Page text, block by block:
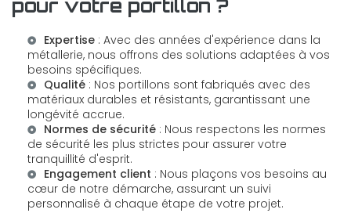
pour votre portillon ?
Expertise : Avec des années d'expérience dans la
métallerie, nous offrons des solutions adaptées à vos
besoins spécifiques.
Qualité : Nos portillons sont fabriqués avec des
matériaux durables et résistants, garantissant une
longévité accrue.
Normes de sécurité : Nous respectons les normes
de sécurité les plus strictes pour assurer votre
tranquillité d'esprit.
Engagement client : Nous plaçons vos besoins au
cœur de notre démarche, assurant un suivi
personnalisé à chaque étape de votre projet.